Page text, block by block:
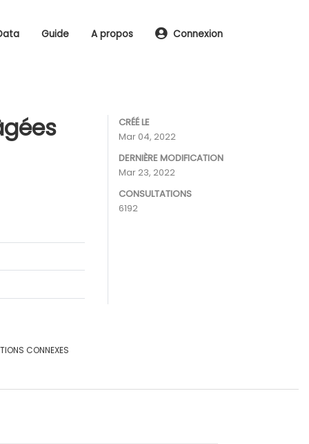
Guide A propos Connexion
CRÉÉ LE
Mar 04, 2022
DERNIÈRE MODIFICATION
Mar 23, 2022
CONSULTATIONS
6192
CONNEXES